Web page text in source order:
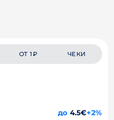
ОТ 1₽ ЧЕКИ
до 4.5€+2%